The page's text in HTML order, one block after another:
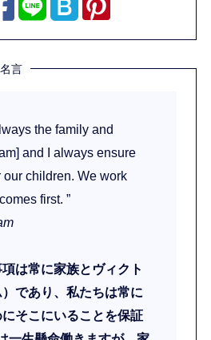
言
the family and
and I always ensure
our children. We work
first. ”
項は常に家族とヴィクト
であり、私たちは常に
そこにいることを保証